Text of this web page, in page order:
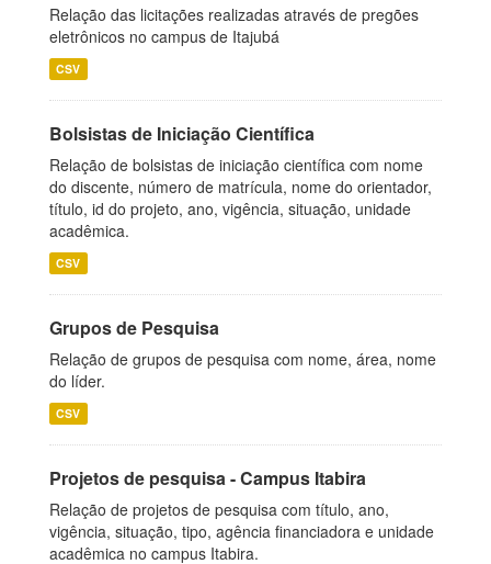
Relação das licitações realizadas através de pregões
eletrônicos no campus de Itajubá
CSV
Bolsistas de Iniciação Científica
Relação de bolsistas de iniciação científica com nome
do discente, número de matrícula, nome do orientador,
título, id do projeto, ano, vigência, situação, unidade
acadêmica.
CSV
Grupos de Pesquisa
Relação de grupos de pesquisa com nome, área, nome
do líder.
CSV
Projetos de pesquisa - Campus Itabira
Relação de projetos de pesquisa com título, ano,
vigência, situação, tipo, agência financiadora e unidade
acadêmica no campus Itabira.